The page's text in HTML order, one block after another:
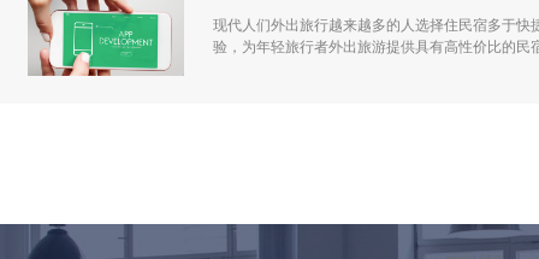
现代人们外出旅行越来越多的人选择住民宿多于快
验，为年轻旅行者外出旅游提供具有高性价比的民